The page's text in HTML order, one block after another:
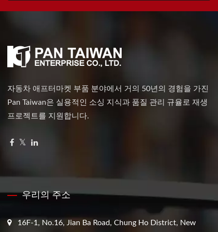
자동차 애프터마켓 부품 분야에서 거의 50년의 경험을 가진
Pan Taiwan은 실용적인 소싱 지식과 품질 관리 규율로 재생
프로젝트를 지원합니다.
우리의 주소
16F-1, No.16, Jian Ba Road, Chung Ho District, New